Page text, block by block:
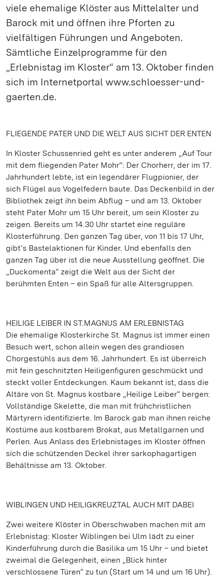
viele ehemalige Klöster aus Mittelalter und
Barock mit und öffnen ihre Pforten zu
vielfältigen Führungen und Angeboten.
Sämtliche Einzelprogramme für den
„Erlebnistag im Kloster“ am 13. Oktober finden
sich im Internetportal www.schloesser-und-
gaerten.de.
FLIEGENDE PATER UND DIE WELT AUS SICHT DER ENTEN
In Kloster Schussenried geht es unter anderem „Auf Tour
mit dem fliegenden Pater Mohr“: Der Chorherr, der im 17.
Jahrhundert lebte, ist ein legendärer Flugpionier, der
sich Flügel aus Vogelfedern baute. Das Deckenbild in der
Bibliothek zeigt ihn beim Abflug – und am 13. Oktober
steht Pater Mohr um 15 Uhr bereit, um sein Kloster zu
zeigen. Bereits um 14.30 Uhr startet eine reguläre
Klosterführung. Den ganzen Tag über, von 11 bis 17 Uhr,
gibt’s Bastelaktionen für Kinder. Und ebenfalls den
ganzen Tag über ist die neue Ausstellung geöffnet. Die
„Duckomenta“ zeigt die Welt aus der Sicht der
berühmten Enten – ein Spaß für alle Altersgruppen.
HEILIGE LEIBER IN ST.MAGNUS AM ERLEBNISTAG
Die ehemalige Klosterkirche St. Magnus ist immer einen
Besuch wert, schon allein wegen des grandiosen
Chorgestühls aus dem 16. Jahrhundert. Es ist überreich
mit fein geschnitzten Heiligenfiguren geschmückt und
steckt voller Entdeckungen. Kaum bekannt ist, dass die
Altäre von St. Magnus kostbare „Heilige Leiber“ bergen:
Vollständige Skelette, die man mit frühchristlichen
Märtyrern identifizierte. Im Barock gab man ihnen reiche
Kostüme aus kostbarem Brokat, aus Metallgarnen und
Perlen. Aus Anlass des Erlebnistages im Kloster öffnen
sich die schützenden Deckel ihrer sarkophagartigen
Behältnisse am 13. Oktober.
WIBLINGEN UND HEILIGKREUZTAL AUCH MIT DABEI
Zwei weitere Klöster in Oberschwaben machen mit am
Erlebnistag: Kloster Wiblingen bei Ulm lädt zu einer
Kinderführung durch die Basilika um 15 Uhr – und bietet
zweimal die Gelegenheit, einen „Blick hinter
verschlossene Türen“ zu tun (Start um 14 und um 16 Uhr).